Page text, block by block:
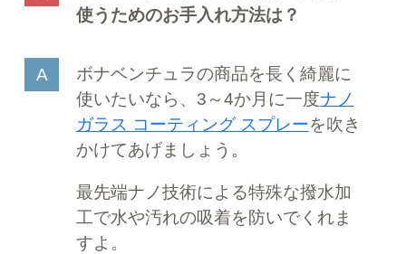
使うためのお手入れ方法は？
ボナベンチュラの商品を長く綺麗に
使いたいなら、3～4か月に一度ナノ
ガラス コーティング スプレーを吹き
かけてあげましょう。
最先端ナノ技術による特殊な撥水加
工で水や汚れの吸着を防いでくれま
すよ。